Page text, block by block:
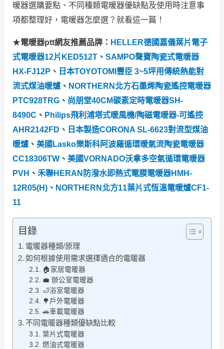
暖器選購要點、不同種類電暖器優缺點及使用時注意事
項都整理好，電暖器怎麼選？就看這一篇！
★電暖器ptt網友推薦品牌： HELLER德國嘉儀葉片電子
式電暖器12片KED512T、 SAMPO聲寶陶瓷式電暖器
HX-FJ12P 、 日本TOYOTOMI豐臣 3~5坪用傳統熱能對
流式煤油暖爐、 NORTHERN北方石墨烯陶瓷遙控電暖器
PTC928TRG、 尚朋堂40CM碳素定時電暖器SH-
8490C 、 Philips飛利浦塔式暖風機/陶磁電暖器-可遙控
AHR2142FD 、 日本製造CORONA SL-6623對流型煤油
暖爐、 美國Lasko樂斯科阿波羅循環暖氣流陶瓷電暖器
CC18306TW、 美國VORNADO沃拿多空氣循環電暖器
PVH 、 禾聯HERAN防潑水即熱式電膜電暖器HMH-
12R05(H)、 NORTHERN北方11葉片式恆溫電暖爐CF1-
11
目錄
電暖器種類/原理
如何根據使用需求選擇適合的電暖器
🏠家居電暖器
💼 辦公室電暖器
🛁浴室電暖器
🌳戶外電暖器
🚗車載電暖器
不同電暖器種類優缺點比較
葉片式電暖器
燃油式電暖器